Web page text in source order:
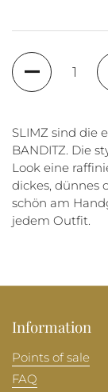
Quantity
SLIMZ sind die
BANDITZ. Die
Look eine
dickes, dünnes
schön am
jedem Outfit.
Information
Points of sale
FAQ